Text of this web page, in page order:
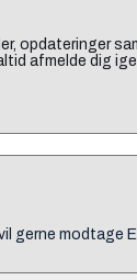
opdateringer
afmelde dig
gerne modtage